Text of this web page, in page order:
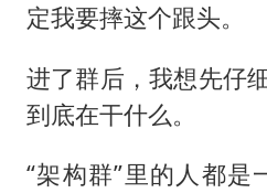
定我要摔这个跟头。
进了群后，我想先仔
到底在干什么。
“架构群”里的人都是